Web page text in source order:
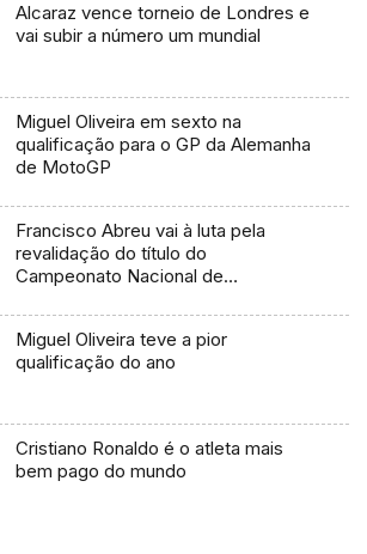
Alcaraz vence torneio de Londres e
vai subir a número um mundial
Miguel Oliveira em sexto na
qualificação para o GP da Alemanha
de MotoGP
Francisco Abreu vai à luta pela
revalidação do título do
Campeonato Nacional de
Miguel Oliveira teve a pior
qualificação do ano
Cristiano Ronaldo é o atleta mais
bem pago do mundo